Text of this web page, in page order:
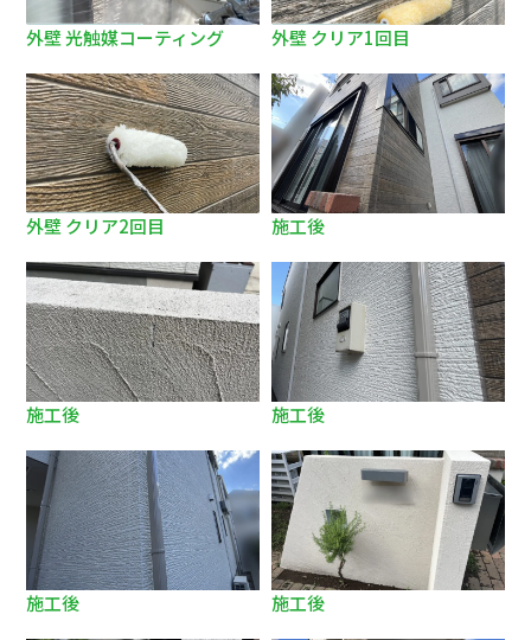
外壁 光触媒コーティング 外壁 クリア1回目
外壁 クリア2回目 施工後
施工後 施工後
施工後 施工後